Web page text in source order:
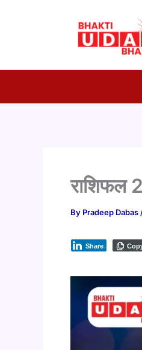
राशिफल
By Pradeep Dabas
Share